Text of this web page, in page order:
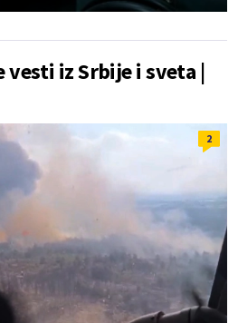
vesti iz Srbije i sveta |
2